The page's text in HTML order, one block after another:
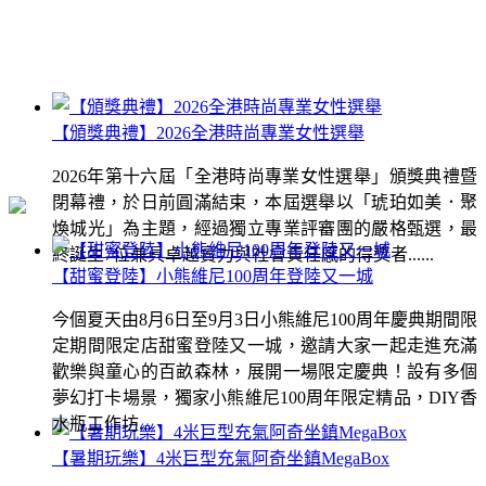
【頒獎典禮】2026全港時尚專業女性選舉
2026年第十六屆「全港時尚專業女性選舉」頒獎典禮暨
閉幕禮，於日前圓滿結束，本屆選舉以「琥珀如美．聚
煥城光」為主題，經過獨立專業評審團的嚴格甄選，最
終誕生7位兼具卓越實力與社會責任感的得獎者......
【暑期玩樂】4米巨型充氣阿奇坐鎮MegaBox
【甜蜜登陸】小熊維尼100周年登陸又一城
今個夏天由8月6日至9月3日小熊維尼100周年慶典期間限
定期間限定店甜蜜登陸又一城，邀請大家一起走進充滿
歡樂與童心的百畝森林，展開一場限定慶典！設有多個
夢幻打卡場景，獨家小熊維尼100周年限定精品，DIY香
水瓶工作坊...